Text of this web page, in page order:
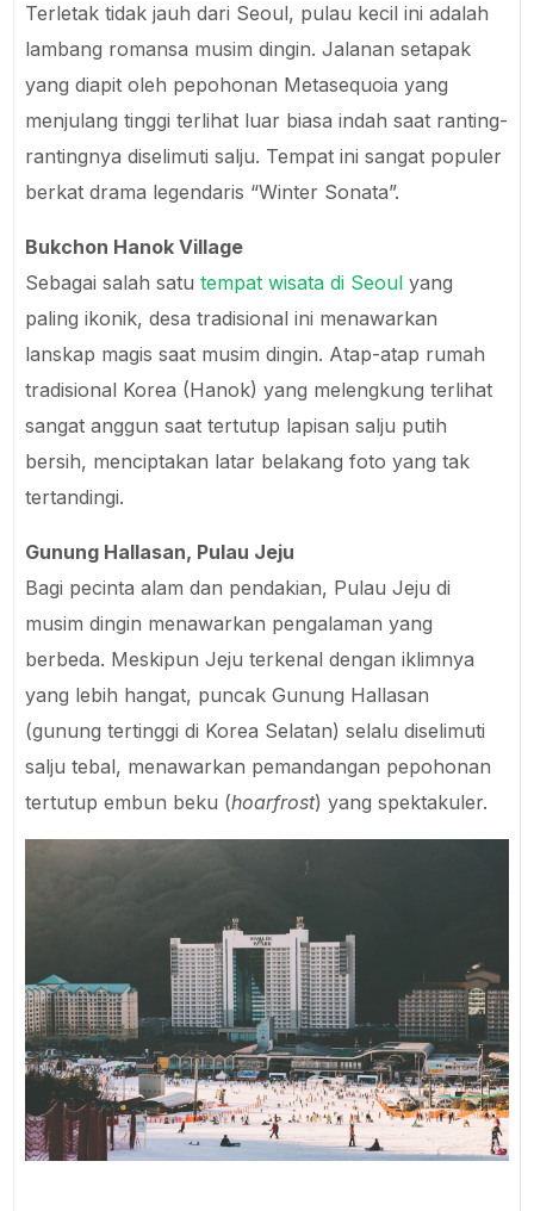
Terletak tidak jauh dari Seoul, pulau kecil ini adalah
lambang romansa musim dingin. Jalanan setapak
yang diapit oleh pepohonan Metasequoia yang
menjulang tinggi terlihat luar biasa indah saat ranting-
rantingnya diselimuti salju. Tempat ini sangat populer
berkat drama legendaris “Winter Sonata”.
Bukchon Hanok Village
Sebagai salah satutempat wisata di Seoul yang
paling ikonik, desa tradisional ini menawarkan
lanskap magis saat musim dingin. Atap-atap rumah
tradisional Korea (Hanok) yang melengkung terlihat
sangat anggun saat tertutup lapisan salju putih
bersih, menciptakan latar belakang foto yang tak
tertandingi.
Gunung Hallasan, Pulau Jeju
Bagi pecinta alam dan pendakian, Pulau Jeju di
musim dingin menawarkan pengalaman yang
berbeda. Meskipun Jeju terkenal dengan iklimnya
yang lebih hangat, puncak Gunung Hallasan
(gunung tertinggi di Korea Selatan) selalu diselimuti
salju tebal, menawarkan pemandangan pepohonan
tertutup embun beku (hoarfrost) yang spektakuler.